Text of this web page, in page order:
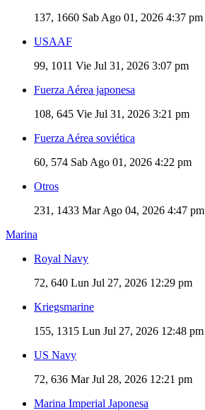
137, 1660 Sab Ago 01, 2026 4:37 pm
USAAF
99, 1011 Vie Jul 31, 2026 3:07 pm
Fuerza Aérea japonesa
108, 645 Vie Jul 31, 2026 3:21 pm
Fuerza Aérea soviética
60, 574 Sab Ago 01, 2026 4:22 pm
Otros
231, 1433 Mar Ago 04, 2026 4:47 pm
Marina
Royal Navy
72, 640 Lun Jul 27, 2026 12:29 pm
Kriegsmarine
155, 1315 Lun Jul 27, 2026 12:48 pm
US Navy
72, 636 Mar Jul 28, 2026 12:21 pm
Marina Imperial Japonesa